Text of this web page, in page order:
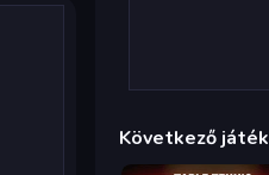
Következő játék